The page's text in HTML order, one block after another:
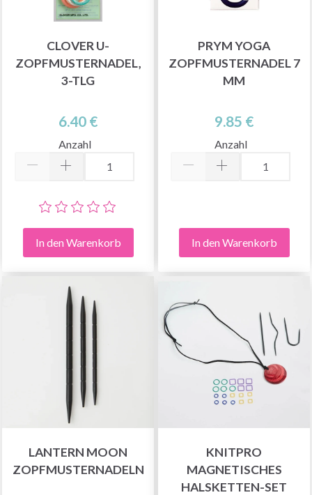
CLOVER U-
ZOPFMUSTERNADEL,
3-TLG
6.40 €
Anzahl
In den Warenkorb
PRYM YOGA
ZOPFMUSTERNADEL 7
MM
9.85 €
Anzahl
In den Warenkorb
LANTERN MOON
ZOPFMUSTERNADELN
KNITPRO
MAGNETISCHES
HALSKETTEN-SET